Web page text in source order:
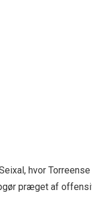
hvor
præget af